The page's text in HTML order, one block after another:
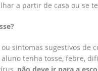
a partir de casa ou se
sintomas sugestivos de
tenha tosse, febre,